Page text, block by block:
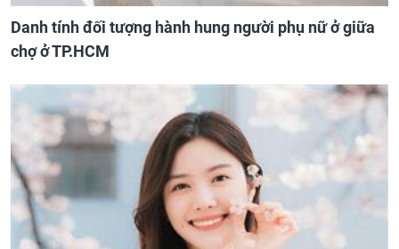
Danh tính đối tượng hành hung người phụ nữ ở giữa
chợ ở TP.HCM